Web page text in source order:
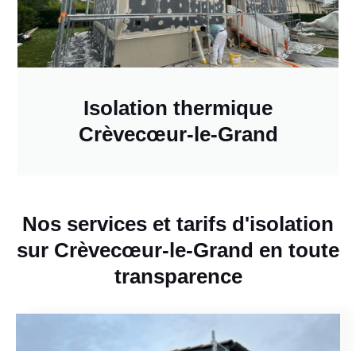
Isolation thermique
Crèvecœur-le-Grand
Nos services et tarifs d'isolation
sur Crèvecœur-le-Grand en toute
transparence